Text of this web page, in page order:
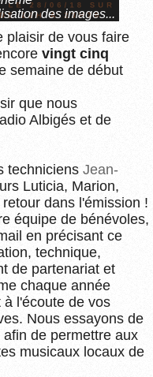
des images...
plaisir de vous faire
vingt cinq
semaine de début
que nous
Albigés et de
techniciens Jean-
Luticia, Marion,
dans l'émission !
équipe de bénévoles,
en précisant ce
technique,
de partenariat et
chaque année
l'écoute de vos
Nous essayons de
de permettre aux
musicaux locaux de